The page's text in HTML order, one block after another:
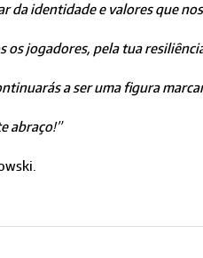
da identidade e valores que
os jogadores, pela tua
a ser uma figura
abraço!”